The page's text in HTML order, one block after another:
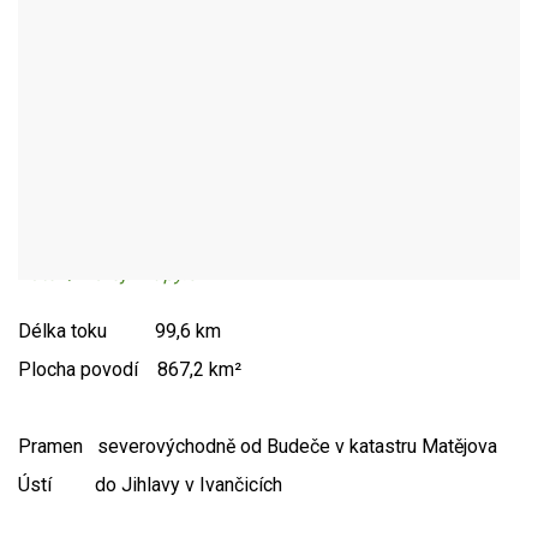
Délka toku 99,6 km
Plocha povodí 867,2 km²
Pramen severovýchodně od Budeče v katastru Matějova
Ústí do Jihlavy v Ivančicích